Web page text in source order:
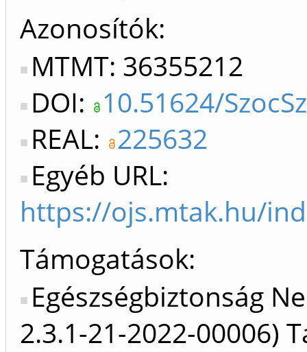
Azonosítók
MTMT: 36355212
DOI: 10.51624/
REAL: 225632
Egyéb URL:
https://ojs.mtak.hu/
Támogatások:
Egészségbiztonság
2.3.1-21-2022-00006)